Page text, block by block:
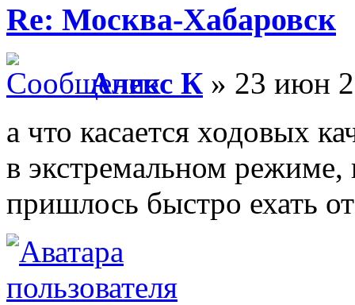
Re: Москва-Хабаровск
Алекс К » 23 июн
а что касается ходовых
в экстремальном режиме,
пришлось быстро ехать